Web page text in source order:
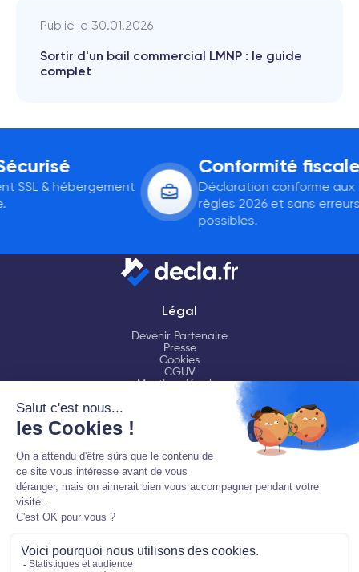
Publié le 30.01.2026
Sortir d'un bail commercial LMNP : le guide
complet
& hébergement
Conformité fiscale
Déclaration conforme aux
règles 2026 et sans erreurs
possibles.
Légal
Devenir Partenaire
Presse
Cookies
CGUV
Mentions légales
Chat en ligne
Contactez-nous
Ressources
Déclaration LMNP